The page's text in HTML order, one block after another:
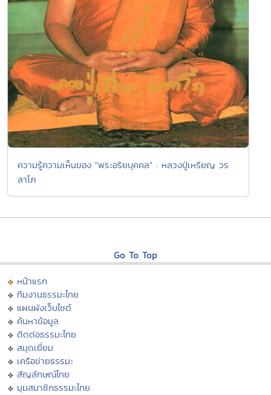
ความรู้ความเห็นของ "พระอริยบุคคล" : หลวงปู่เหรียญ วร
ลาโภ
Go To Top
หน้าแรก
ทีมงานธรรมะไทย
แผนผังเว็บไซต์
ค้นหาข้อมูล
ติดต่อธรรมะไทย
สมุดเยี่ยม
เครือข่ายธรรมะ
สัญลักษณ์ไทย
มุมสมาชิกธรรมะไทย